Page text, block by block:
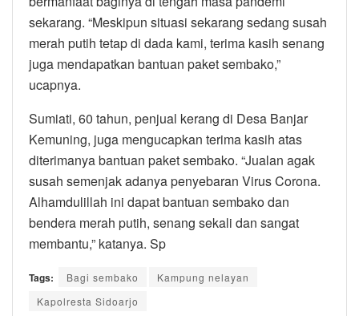
sekarang. “Meskipun situasi sekarang sedang susah
merah putih tetap di dada kami, terima kasih senang
juga mendapatkan bantuan paket sembako,”
ucapnya.
Sumiati, 60 tahun, penjual kerang di Desa Banjar
Kemuning, juga mengucapkan terima kasih atas
diterimanya bantuan paket sembako. “Jualan agak
susah semenjak adanya penyebaran Virus Corona.
Alhamdulillah ini dapat bantuan sembako dan
bendera merah putih, senang sekali dan sangat
membantu,” katanya. Sp
Tags: Bagi sembako
Kampung nelayan
Kapolresta Sidoarjo